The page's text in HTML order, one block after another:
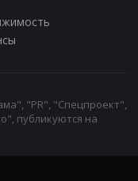
"PR", "Спецпроект",
публикуются на